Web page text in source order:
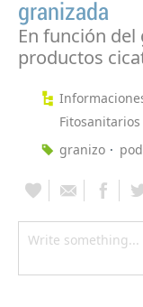
granizada
En función
productos
granizo